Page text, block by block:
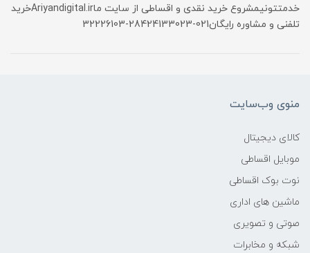
خدمتتونیمشروع خرید نقدی و اقساطی از سایت ماAriyandigital.irخرید
تلفنی و مشاوره رایگان021-28424133023-32226103
منوی وب‌سایت
کالای دیجیتال
موبایل اقساطی
نوت بوک اقساطی
ماشین های اداری
صوتی و تصویری
شبکه و مخابرات